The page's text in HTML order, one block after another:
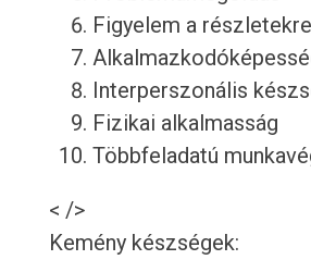
Figyelem a részletekre
Interperszonális
Fizikai alkalmasság
Többfeladatú
< />
Kemény készségek: